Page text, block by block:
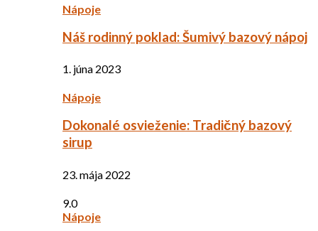
Nápoje
Náš rodinný poklad: Šumivý bazový nápoj
1. júna 2023
Nápoje
Dokonalé osvieženie: Tradičný bazový
sirup
23. mája 2022
9.0
Nápoje